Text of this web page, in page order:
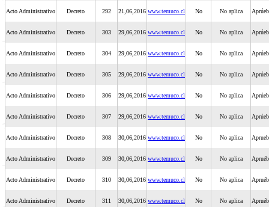
Acto Administrativo Decreto 292 21,06,2016 www.temuco.cl No No aplica
Acto Administrativo Decreto 303 29,06,2016 www.temuco.cl No No aplica
Acto Administrativo Decreto 304 29,06,2016 www.temuco.cl No No aplica
Acto Administrativo Decreto 305 29,06,2016 www.temuco.cl No No aplica
Acto Administrativo Decreto 306 29,06,2016 www.temuco.cl No No aplica
Acto Administrativo Decreto 307 29,06,2016 www.temuco.cl No No aplica
Acto Administrativo Decreto 308 30,06,2016 www.temuco.cl No No aplica
Acto Administrativo Decreto 309 30,06,2016 www.temuco.cl No No aplica
Acto Administrativo Decreto 310 30,06,2016 www.temuco.cl No No aplica
Acto Administrativo Decreto 311 30,06,2016 www.temuco.cl No No aplica